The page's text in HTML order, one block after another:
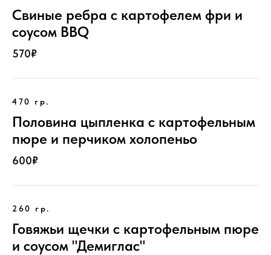
Свиные ребра с картофелем фри и
соусом BBQ
570₽
470 гр.
Половина цыпленка с картофельным
пюре и перчиком холопеньо
600₽
260 гр.
Говяжьи щечки с картофельным пюре
и соусом "Демиглас"